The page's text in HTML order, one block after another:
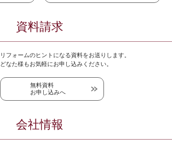
資料請求
リフォームのヒントになる資料をお送りします。
どなた様もお気軽にお申し込みください。
無料資料
お申し込みへ
会社情報